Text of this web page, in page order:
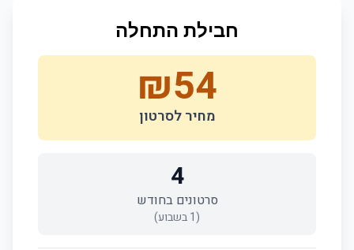
חבילת התחלה
₪54
מחיר לסרטון
4
סרטונים בחודש
(
1בשבוע)